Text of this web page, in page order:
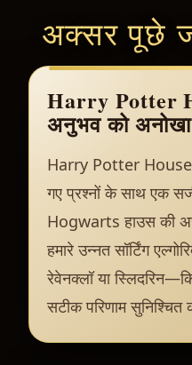
अक्सर पूछे
Harry Potter
अनुभव को अनोखा
Harry Potter House
गए प्रश्नों के साथ एक
Hogwarts हाउस की
हमारे उन्नत सॉर्टिंग
रेवेनक्लॉ या
सटीक परिणाम सुनिश्चित